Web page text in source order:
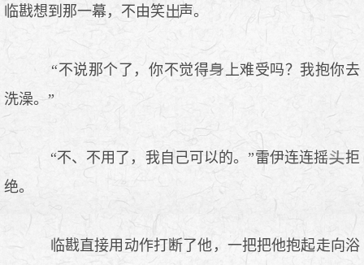
临戡想到那一幕，不由笑
声。
“不说那个了，你不觉得
上难受吗？我抱你去
洗澡。”
“不、不用了，我自己可以的。”雷伊连连摇
拒
绝。
临戡直接用动作打断了他，一把把他抱起走向浴